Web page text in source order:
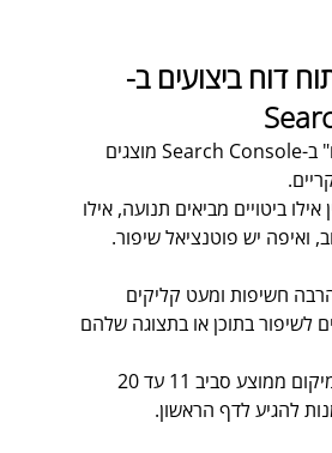
דוח ביצועים ב-
בלשונית "ביצועים" ב-Search Console מוצגים
ביטויים מביאים תנועה, אילו
ואיפה יש פוטנציאל שיפור.
חשיפות ומעט קליקים
לשיפור בתוכן או בתצוגה שלהם
עמודים עם מיקום ממוצע סביב 11 עד 20
להגיע לדף הראשון.